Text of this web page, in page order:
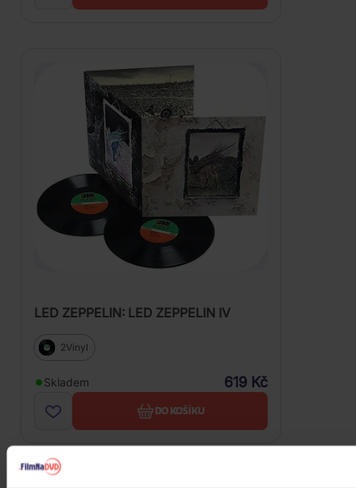
LED ZEPPELIN: LED ZEPPELIN IV
2Vinyl
Skladem 619 Kč
DO KOŠÍKU